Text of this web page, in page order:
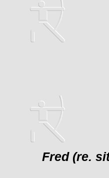
Fred (re.